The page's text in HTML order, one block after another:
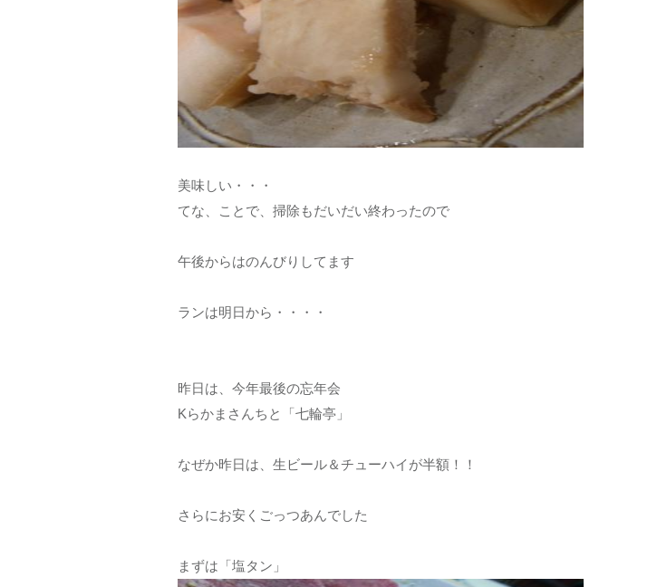
美味しい・・・
てな、ことで、掃除もだいだい終わったので
午後からはのんびりしてます
ランは明日から・・・・
昨日は、今年最後の忘年会
Kらかまさんちと「七輪亭」
なぜか昨日は、生ビール＆チューハイが半額！！
さらにお安くごっつあんでした
まずは「塩タン」